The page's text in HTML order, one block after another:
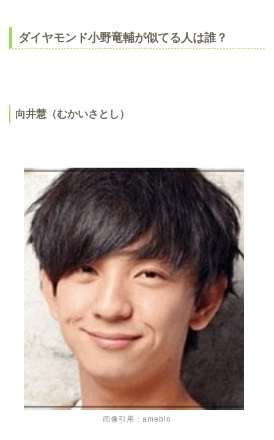
ダイヤモンド小野竜輔が似てる人は誰？
向井慧（むかいさとし）
画像引用：ameblo